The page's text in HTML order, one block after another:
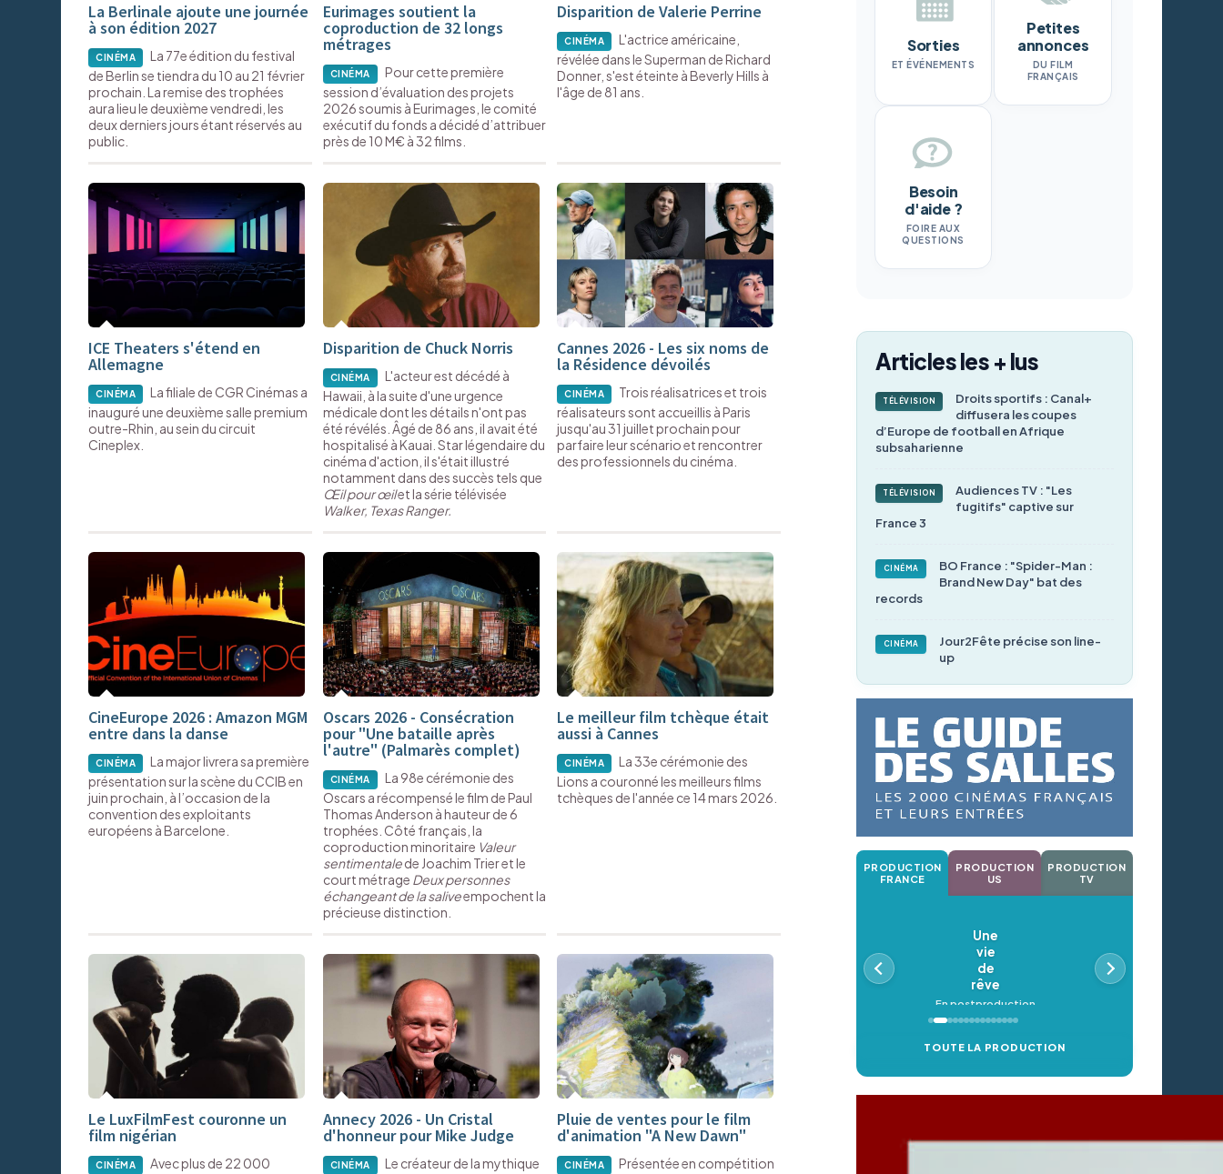
La Berlinale ajoute une journée
à son édition 2027
CINÉMA
La 77e édition du festival
de Berlin se tiendra du 10 au 21 février
prochain. La remise des trophées
aura lieu le deuxième vendredi, les
deux derniers jours étant réservés au
public.
Eurimages soutient la
coproduction de 32 longs
métrages
CINÉMA
Pour cette première
session d’évaluation des projets
2026 soumis à Eurimages, le comité
exécutif du fonds a décidé d’attribuer
près de 10 M€ à 32 films.
Disparition de Valerie Perrine
CINÉMA
L'actrice américaine,
révélée dans le Superman de Richard
Donner, s'est éteinte à Beverly Hills à
l'âge de 81 ans.
ICE Theaters s'étend en
Allemagne
CINÉMA
La filiale de CGR Cinémas a
inauguré une deuxième salle premium
outre-Rhin, au sein du circuit
Cineplex.
Disparition de Chuck Norris
CINÉMA
L'acteur est décédé à
Hawaii, à la suite d'une urgence
médicale dont les détails n'ont pas
été révélés. Âgé de 86 ans, il avait été
hospitalisé à Kauai. Star légendaire du
cinéma d'action, il s'était illustré
notamment dans des succès tels que
Œil pour œilet la série télévisée
Walker, Texas Ranger.
Cannes 2026 - Les six noms de
la Résidence dévoilés
CINÉMA
Trois réalisatrices et trois
réalisateurs sont accueillis à Paris
jusqu'au 31 juillet prochain pour
parfaire leur scénario et rencontrer
des professionnels du cinéma.
CineEurope 2026 : Amazon MGM
entre dans la danse
CINÉMA
La major livrera sa première
présentation sur la scène du CCIB en
juin prochain, à l’occasion de la
convention des exploitants
européens à Barcelone.
Oscars 2026 - Consécration
pour "Une bataille après
l'autre" (Palmarès complet)
CINÉMA
La 98e cérémonie des
Oscars a récompensé le film de Paul
Thomas Anderson à hauteur de 6
trophées. Côté français, la
coproduction minoritaire Valeur
sentimentalede Joachim Trier et le
court métrage Deux personnes
échangeant de la saliveempochent la
précieuse distinction.
Le meilleur film tchèque était
aussi à Cannes
CINÉMA
La 33e cérémonie des
Lions a couronné les meilleurs films
tchèques de l'année ce 14 mars 2026.
Le LuxFilmFest couronne un
film nigérian
CINÉMA
Avec plus de 22 000
Annecy 2026 - Un Cristal
d'honneur pour Mike Judge
CINÉMA
Le créateur de la mythique
Pluie de ventes pour le film
d'animation "A New Dawn"
CINÉMA
Présentée en compétition
Sorties
ET ÉVÉNEMENTS
Petites
annonces
DU FILM
FRANÇAIS
Besoin
d'aide ?
FOIRE AUX
QUESTIONS
Articles les + lus
TÉLÉVISION
Droits sportifs : Canal+
diffusera les coupes
d’Europe de football en Afrique
subsaharienne
TÉLÉVISION
Audiences TV : "Les
fugitifs" captive sur
France 3
CINÉMA
BO France : "Spider-Man :
Brand New Day" bat des
records
CINÉMA
Jour2Fête précise son line-
up
PRODUCTION
FRANCE
PRODUCTION
US
PRODUCTION
TV
En postproduction
En postproduction
TOUTE LA PRODUCTION